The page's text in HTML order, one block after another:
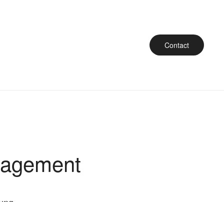
Contact